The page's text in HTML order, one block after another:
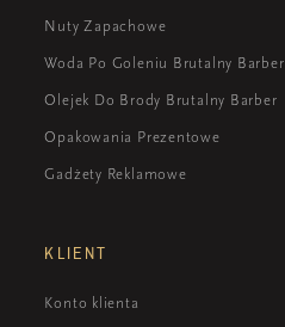
Nuty Zapachowe
Woda Po Goleniu Brutalny Barber
Olejek Do Brody Brutalny Barber
Opakowania Prezentowe
Gadżety Reklamowe
KLIENT
Konto klienta